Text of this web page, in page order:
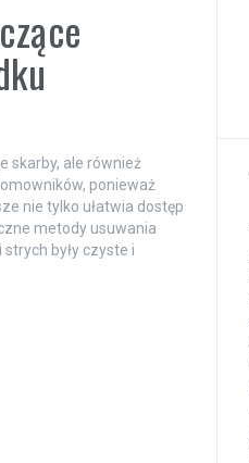
skarby, ale również
ponieważ
nie tylko ułatwia dostęp
metody usuwania
były czyste i